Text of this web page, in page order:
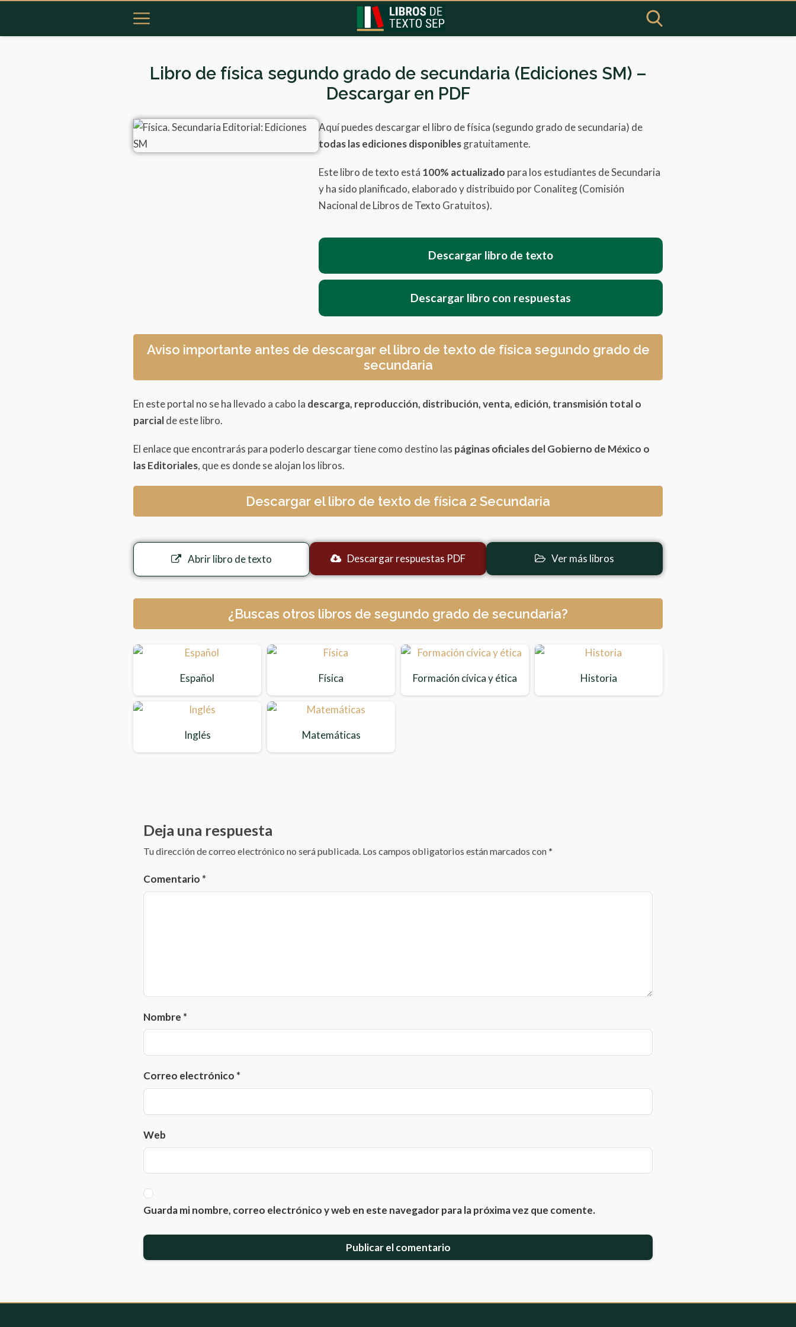
Libro de física segundo grado de secundaria (Ediciones SM) –
Descargar en PDF
Aquí puedes descargar el libro de física (segundo grado de secundaria) de
todas las ediciones disponiblesgratuitamente.
Este libro de texto está 100% actualizado para los estudiantes de Secundaria
y ha sido planificado, elaborado y distribuido por Conaliteg (Comisión
Nacional de Libros de Texto Gratuitos).
Descargar libro de texto
Descargar libro con respuestas
Aviso importante antes de descargar el libro de texto de física segundo grado de
secundaria
En este portal no se ha llevado a cabo la descarga, reproducción, distribución, venta, edición, transmisión total o
parcialde este libro.
El enlace que encontrarás para poderlo descargar tiene como destino las páginas oficiales del Gobierno de México o
las Editoriales, que es donde se alojan los libros.
Descargar el libro de texto de física 2 Secundaria
Abrir libro de texto Descargar respuestas PDF Ver más libros
¿Buscas otros libros de segundo grado de secundaria?
Español Física Formación cívica y ética Historia
Inglés Matemáticas
Deja una respuesta
Tu dirección de correo electrónico no será publicada. Los campos obligatorios están marcados con*
Comentario *
Nombre *
Correo electrónico *
Web
Guarda mi nombre, correo electrónico y web en este navegador para la próxima vez que comente.